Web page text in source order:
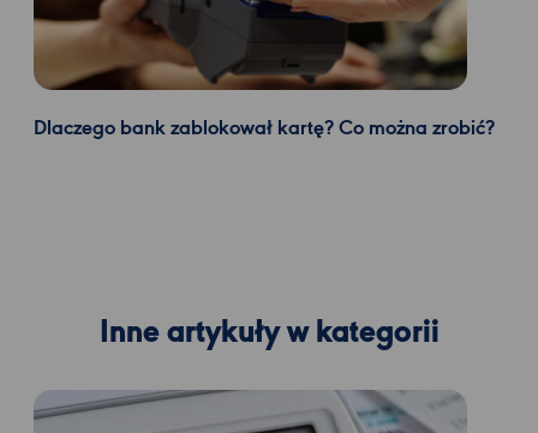
Dlaczego bank zablokował kartę? Co można zrobić?
Inne artykuły w kategorii